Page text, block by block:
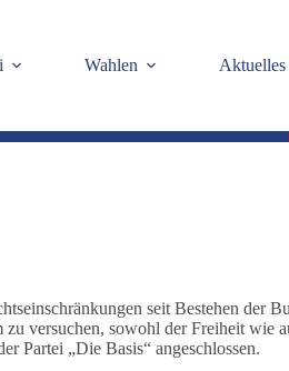
Wahlen Aktuelles
seit Bestehen der
versuchen, sowohl der Freiheit wie
Partei „Die Basis“ angeschlossen.